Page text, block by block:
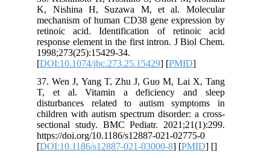
K, Nishina H, Suzawa M, et al.
mechanism of human CD38 gene
retinoic acid. Identification of
response element in the first intron. J
1998;273(25):15429-34.
[DOI:10.1074/jbc.273.25.15429
37. Wen J, Yang T, Zhu J, Guo M,
T, et al. Vitamin a deficiency
disturbances related to autism
children with autism spectrum
sectional study. BMC Pediatr.
https://doi.org/10.1186/s12887-021-
[DOI:10.1186/s12887-021-03000-8